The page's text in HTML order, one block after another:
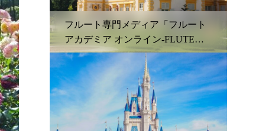
フルート専門メディア「フルート
アカデミア オンライン-FLUTE
ACADEMIA ONLINE」ご紹介